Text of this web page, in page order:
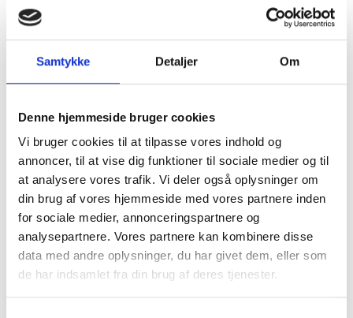
Samtykke Detaljer Om
Denne hjemmeside bruger cookies
Vi bruger cookies til at tilpasse vores indhold og
annoncer, til at vise dig funktioner til sociale medier og til
at analysere vores trafik. Vi deler også oplysninger om
din brug af vores hjemmeside med vores partnere inden
for sociale medier, annonceringspartnere og
analysepartnere. Vores partnere kan kombinere disse
data med andre oplysninger, du har givet dem, eller som
de har indsamlet fra din brug af deres tjenester.
er heldige, at han har en karamel eller to i lommerne.
Sparvest Fonden
Tilføj til kalender
Detaljer
Dato:
22 nov, 2024
Arrangør
Skive Handel